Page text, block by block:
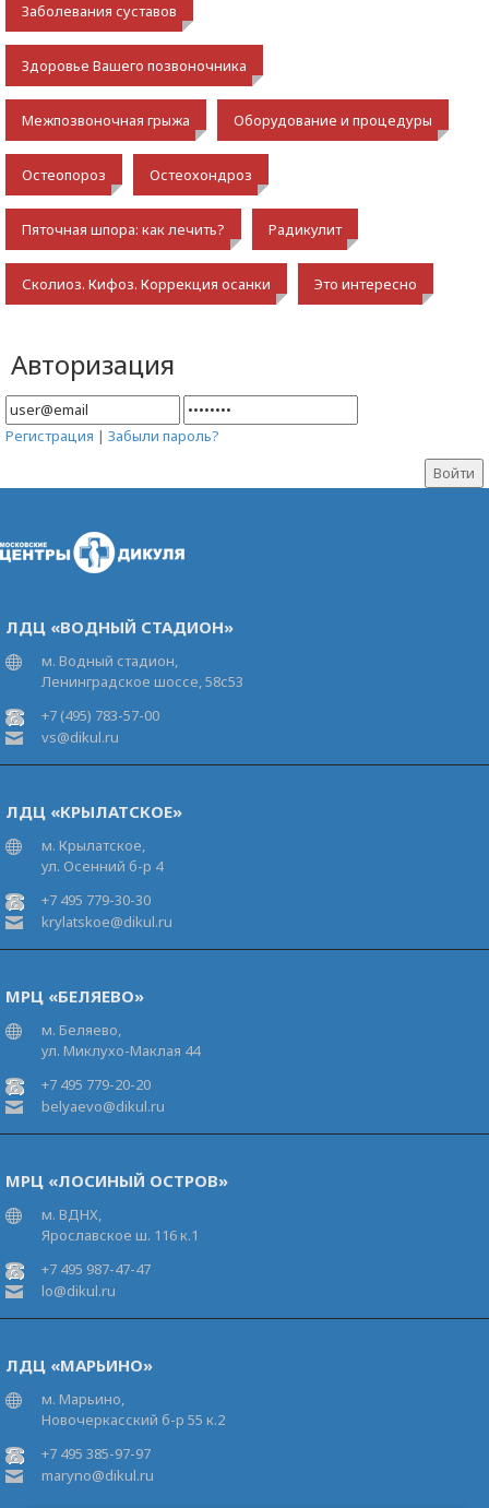
Заболевания суставов
Здоровье Вашего позвоночника
Межпозвоночная грыжа Оборудование и процедуры
Остеопороз Остеохондроз
Пяточная шпора: как лечить? Радикулит
Сколиоз. Кифоз. Коррекция осанки Это интересно
Авторизация
Регистрация | Забыли пароль?
ЛДЦ «ВОДНЫЙ СТАДИОН»
м. Водный стадион,
Ленинградское шоссе, 58с53
+7 (495) 783-57-00
vs@dikul.ru
ЛДЦ «КРЫЛАТСКОЕ»
м. Крылатское,
ул. Осенний б-р 4
+7 495 779-30-30
krylatskoe@dikul.ru
МРЦ «БЕЛЯЕВО»
м. Беляево,
ул. Миклухо-Маклая 44
+7 495 779-20-20
belyaevo@dikul.ru
МРЦ «ЛОСИНЫЙ ОСТРОВ»
м. ВДНХ,
Ярославское ш. 116 к.1
+7 495 987-47-47
lo@dikul.ru
ЛДЦ «МАРЬИНО»
м. Марьино,
Новочеркасский б-р 55 к.2
+7 495 385-97-97
maryno@dikul.ru